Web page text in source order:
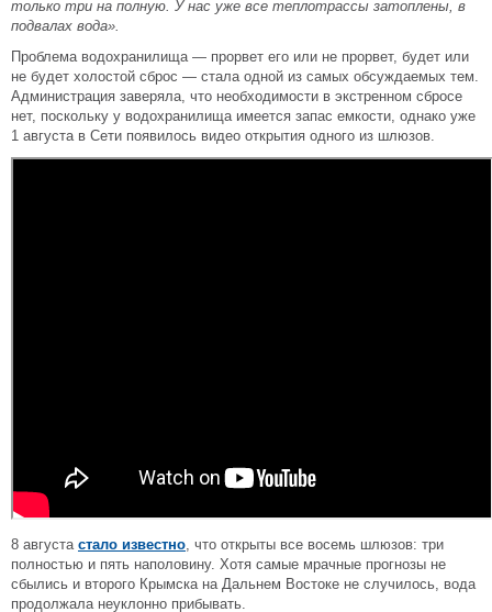
только три на полную. У нас уже все теплотрассы затоплены, в
подвалах вода».
Проблема водохранилища — прорвет его или не прорвет, будет или
не будет холостой сброс — стала одной из самых обсуждаемых тем.
Администрация заверяла, что необходимости в экстренном сбросе
нет, поскольку у водохранилища имеется запас емкости, однако уже
1 августа в Сети появилось видео открытия одного из шлюзов.
8 августа стало известно, что открыты все восемь шлюзов: три
полностью и пять наполовину. Хотя самые мрачные прогнозы не
сбылись и второго Крымска на Дальнем Востоке не случилось, вода
продолжала неуклонно прибывать.